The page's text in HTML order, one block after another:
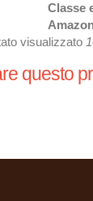
Classe
visualizzato
questo